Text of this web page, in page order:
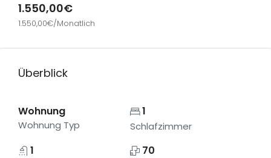
1.550,00€
1.550,00€/Monatlich
Überblick
Wohnung
Wohnung Typ
1
Schlafzimmer
1 70